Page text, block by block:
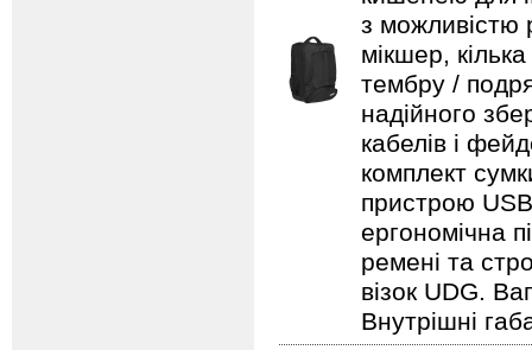
з можливістю
мікшер,
тембру /
надійного
кабелів і
комплект
пристрою
ергономічна
ремені та
візок UDG.
Внутрішні